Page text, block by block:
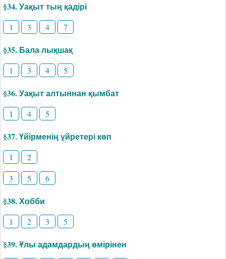
§34. Уақыт тың қадірі
1 3 4 7
§35. Бала лықшақ
1 3 4 5
§36. Уақыт алтыннан қымбат
1 4 5
§37. Үйірменің үйретері көп
1
2
3
5 6
§38. Хобби
1 2 3 5
§39. Ұлы адамдардың өмірінен